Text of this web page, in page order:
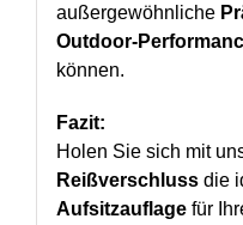
außergewöhnliche
Outdoor-
können.
Fazit:
Holen Sie sich mit
Reißverschlussdie
Aufsitzauflagefür